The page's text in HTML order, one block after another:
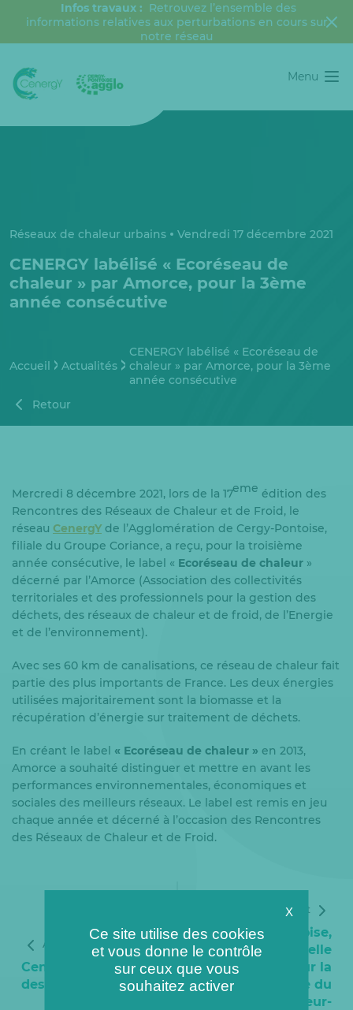
Infos travaux : Retrouvez l’ensemble des
informations relatives aux perturbations en cours sur
notre réseau
Menu
Réseaux de chaleur urbains Vendredi 17 décembre 2021
CENERGY labélisé « Ecoréseau de
chaleur » par Amorce, pour la 3ème
année consécutive
Accueil Actualités
CENERGY labélisé « Ecoréseau de
chaleur » par Amorce, pour la 3ème
année consécutive
Retour
Mercredi 8 décembre 2021, lors de la 17ème édition des
Rencontres des Réseaux de Chaleur et de Froid, le
réseau CenergYde l’Agglomération de Cergy-Pontoise,
filiale du Groupe Coriance, a reçu, pour la troisième
année consécutive, le label « Ecoréseau de chaleur »
décerné par l’Amorce (Association des collectivités
territoriales et des professionnels pour la gestion des
déchets, des réseaux de chaleur et de froid, de l’Energie
et de l’environnement).
Avec ses 60 km de canalisations, ce réseau de chaleur fait
partie des plus importants de France. Les deux énergies
utilisées majoritairement sont la biomasse et la
récupération d’énergie sur traitement de déchets.
En créant le label « Ecoréseau de chaleur » en 2013,
Amorce a souhaité distinguer et mettre en avant les
performances environnementales, économiques et
sociales des meilleurs réseaux. Le label est remis en jeu
chaque année et décerné à l’occasion des Rencontres
des Réseaux de Chaleur et de Froid.
Article précédent
CenergY, partenaire
des Spartiates !
Article suivant
A Cergy-Pontoise,
une nouvelle
cheminée pour la
chaufferie du
quartier Axe Majeur-
X
Ce site utilise des cookies
et vous donne le contrôle
sur ceux que vous
souhaitez activer